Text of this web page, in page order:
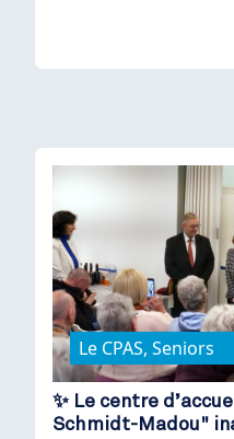
Le CPAS, Seniors
✨ Le centre
Schmidt-Madou"